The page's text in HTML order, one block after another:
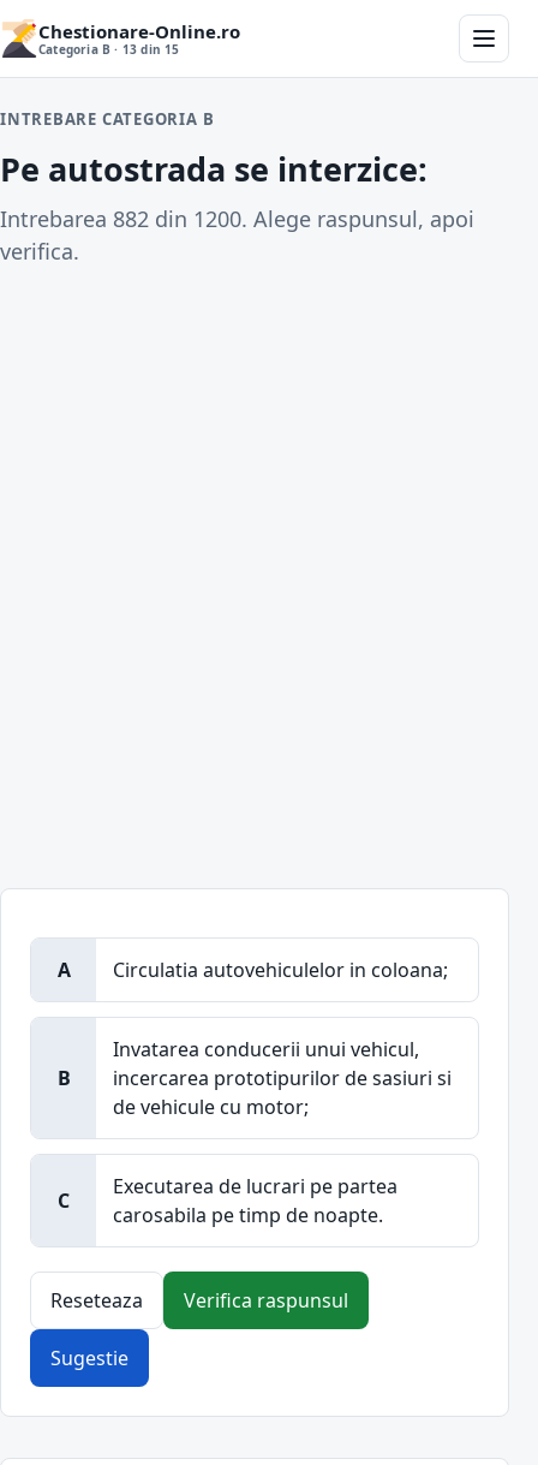
Chestionare-Online.ro
Categoria B · 13 din 15
INTREBARE CATEGORIA B
Pe autostrada se interzice:
Intrebarea 882 din 1200. Alege raspunsul, apoi
verifica.
A Circulatia autovehiculelor in coloana;
B
Invatarea conducerii unui vehicul,
incercarea prototipurilor de sasiuri si
de vehicule cu motor;
C
Executarea de lucrari pe partea
carosabila pe timp de noapte.
Reseteaza Verifica raspunsul
Sugestie